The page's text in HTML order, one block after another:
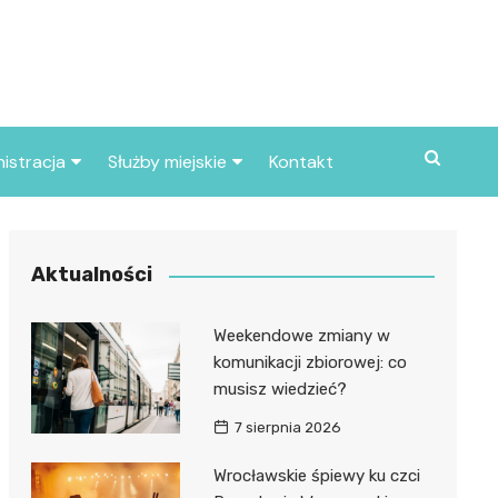
miasta
Służby miejskie
Policja
Kontakt
Aktualności
Weekendowe zmiany w
komunikacji zbiorowej: co
musisz wiedzieć?
7 sierpnia 2026
Wrocławskie śpiewy ku czci